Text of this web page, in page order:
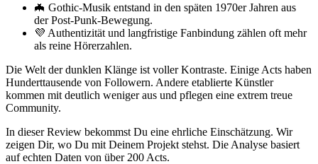
🦇 Gothic-Musik entstand in den späten 1970er Jahren aus
der Post-Punk-Bewegung.
💜 Authentizität und langfristige Fanbindung zählen oft mehr
als reine Hörerzahlen.
Die Welt der dunklen Klänge ist voller Kontraste. Einige Acts haben
Hunderttausende von Followern. Andere etablierte Künstler
kommen mit deutlich weniger aus und pflegen eine extrem treue
Community.
In dieser Review bekommst Du eine ehrliche Einschätzung. Wir
zeigen Dir, wo Du mit Deinem Projekt stehst. Die Analyse basiert
auf echten Daten von über 200 Acts.